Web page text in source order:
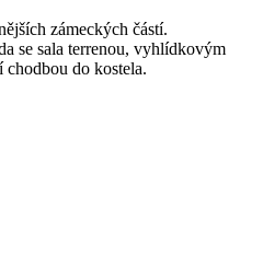
zámeckých částí.
se sala terrenou, vyhlídkovým
chodbou do kostela.